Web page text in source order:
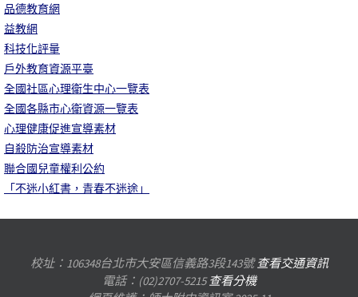
品德教育網
益教網
科技化評量
戶外教育資源平臺
全國社區心理衛生中心一覽表
全國各縣市心衛資源一覽表
心理健康促進宣導素材
自殺防治宣導素材
聯合國兒童權利公約
「不迷小紅書，青春不迷途」
校址：106348台北市大安區信義路3段143號查看交通資訊
電話：(02)2707-5215查看分機